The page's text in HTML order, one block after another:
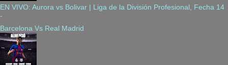
EN VIVO: Aurora vs Bolivar | Liga de la División Profesional, Fecha 14
-
Barcelona Vs Real Madrid